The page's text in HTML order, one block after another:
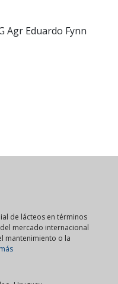
Agr Eduardo Fynn
de lácteos en términos
mercado internacional
mantenimiento o la